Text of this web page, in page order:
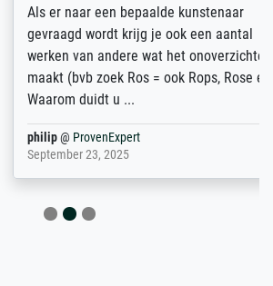
een bepaalde kunstenaar
wordt krijg je ook een aantal
andere wat het onoverzichtelijk
zoek Ros = ook Rops, Rose etc).
u ...
2025